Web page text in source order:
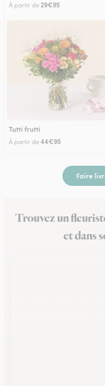
À partir de29€95
Tutti frutti
À partir de44€95
Faire
Trouvez un
et dans